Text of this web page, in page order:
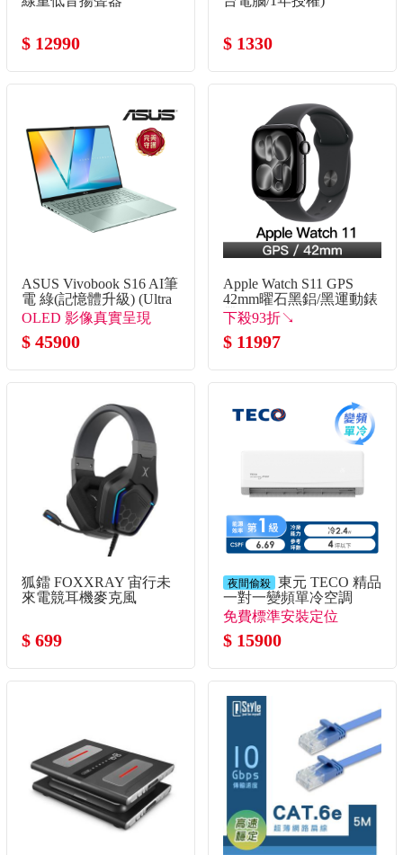
$ 12990 $ 1330
ASUS Vivobook S16 AI筆
電 綠(記憶體升級) (Ultra
5 325/16G+16G/512G
SSD/W11)
OLED 影像真實呈現
$ 45900
Apple Watch S11 GPS
42mm曜石黑鋁/黑運動錶
帶-S/M
下殺93折↘
$ 11997
狐鐳 FOXXRAY 宙行未
來電競耳機麥克風
$ 699
夜間偷殺 東元 TECO 精品
一對一變頻單冷空調
免費標準安裝定位
$ 15900